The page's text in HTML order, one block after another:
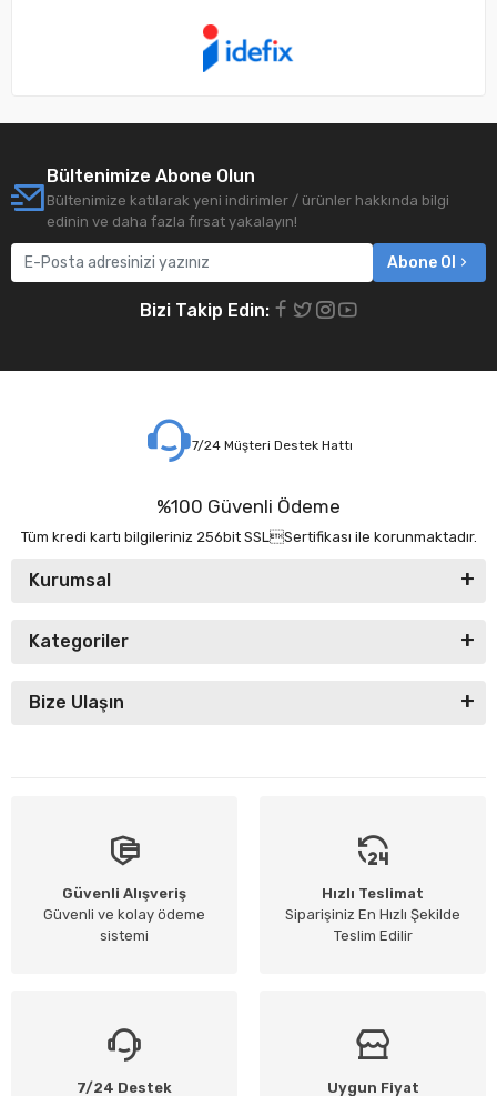
Bültenimize Abone Olun
Bültenimize katılarak yeni indirimler / ürünler hakkında bilgi
edinin ve daha fazla fırsat yakalayın!
Abone Ol
Bizi Takip Edin:
7/24 Müşteri Destek Hattı
%100 Güvenli Ödeme
Tüm kredi kartı bilgileriniz 256bit SSLSertifikası ile korunmaktadır.
Kurumsal
Kategoriler
Bize Ulaşın
Güvenli Alışveriş
Güvenli ve kolay ödeme
sistemi
Hızlı Teslimat
Siparişiniz En Hızlı Şekilde
Teslim Edilir
7/24 Destek Uygun Fiyat